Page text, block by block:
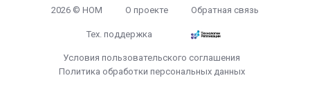
2026 © НОМ О проекте Обратная связь
Тех. поддержка
Условия пользовательского соглашения
Политика обработки персональных данных